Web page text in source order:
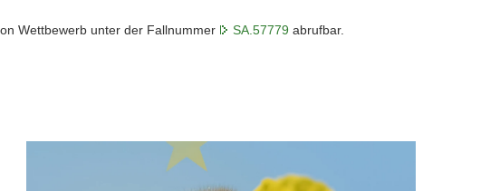
Wettbewerb unter der Fallnummer SA.57779 abrufbar.